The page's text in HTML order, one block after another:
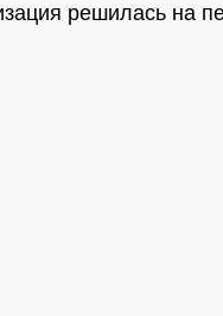
решилась на